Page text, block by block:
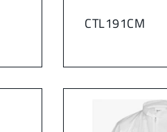
CTL191CM